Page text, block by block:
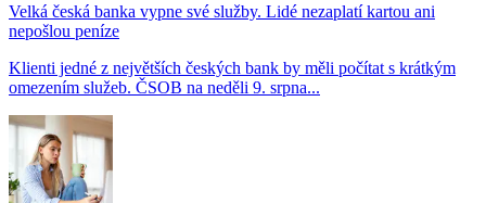
Velká česká banka vypne své služby. Lidé nezaplatí kartou ani
nepošlou peníze
Klienti jedné z největších českých bank by měli počítat s krátkým
omezením služeb. ČSOB na neděli 9. srpna...